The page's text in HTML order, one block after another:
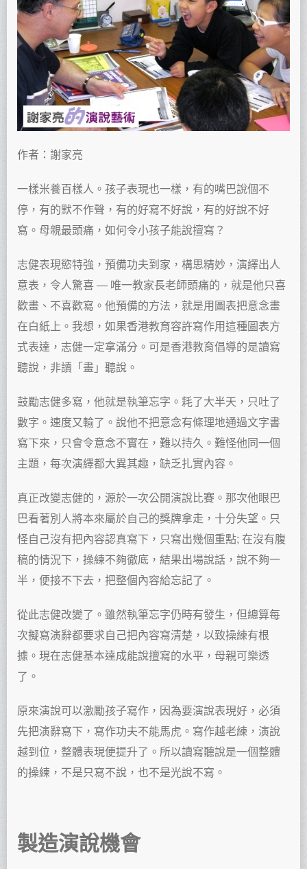
作者：謝家亮
一樣米養百樣人。孩子表現也一樣，有的嘴巴說個不
停，有的默不作聲，有的好寫不好說，有的好說不好
寫。母親最頭痛，如何令小孩子能說擅寫？
志健表現慾特強，預備功夫到家，構思精妙，演繹出人
意表，令人驚喜 — 唯一教家長老師頭痛的，就是他只喜
歡畫、不喜歡寫。他預備的方法，就是用圖表把意念畫
在白紙上。我想，如果香港教育容許寫作用這種圖表方
式表達，志健一定拿滿分。可是香港教育倡導的是讀寫
聽說，非讀「畫」聽說。
鼓勵志健多寫，他就是執筆忘字。耗了大半天，只吐了
數字。速度又輸了。說他不把意念有條理地通過文字書
寫下來，只會令意念不實在，難以持久。難怪他同一個
主題，每次演繹都大異其趣，缺乏扎實內容。
真正改變志健的，源於一次公開演說比賽。那次他眼巴
巴看著別人將本來屬於自己的獎牌拿走，十分失望。只
怪自己沒有把內容認真寫下，只寫出幾個重點; 在沒有腹
稿的情況下，操練不夠徹底，結果出場說話，說不夠一
半，便接不下去，把整個內容給忘記了。
從此志健改變了。雖然執筆忘字仍時有發生，但總算每
次擬寫演辭都要求自己把內容寫清楚，以致操練有根
據。現在志健基本達成能說擅寫的水平，母親可樂透
了。
原來演說可以激勵孩子寫作，因為要演說表現好，必須
先把演辭寫下，寫作功夫不能馬虎。寫作越老練，演說
越到位，整體表現便提升了。所以讀寫聽說是一個整體
的操練，不是只寫不說，也不是光說不寫。
製造演說機會